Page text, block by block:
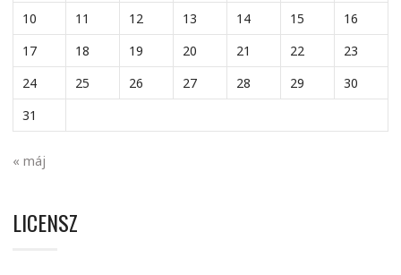
10
11 12 13 14 15
16
17
18 19 20 21 22
23
24
25 26 27 28 29
30
31
« máj
LICENSZ